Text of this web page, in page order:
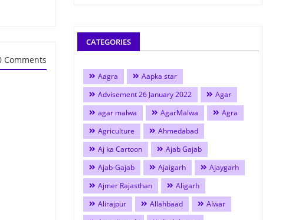
Comments
CATEGORIES
Aagra
Aapka star
Advisement 26 January 2022
Agar
agar malwa
AgarMalwa
Agra
Agriculture
Ahmedabad
Aj ka Cartoon
Ajab Gajab
Ajab-Gajab
Ajaigarh
Ajaygarh
Ajmer Rajasthan
Aligarh
Alirajpur
Allahbaad
Alwar